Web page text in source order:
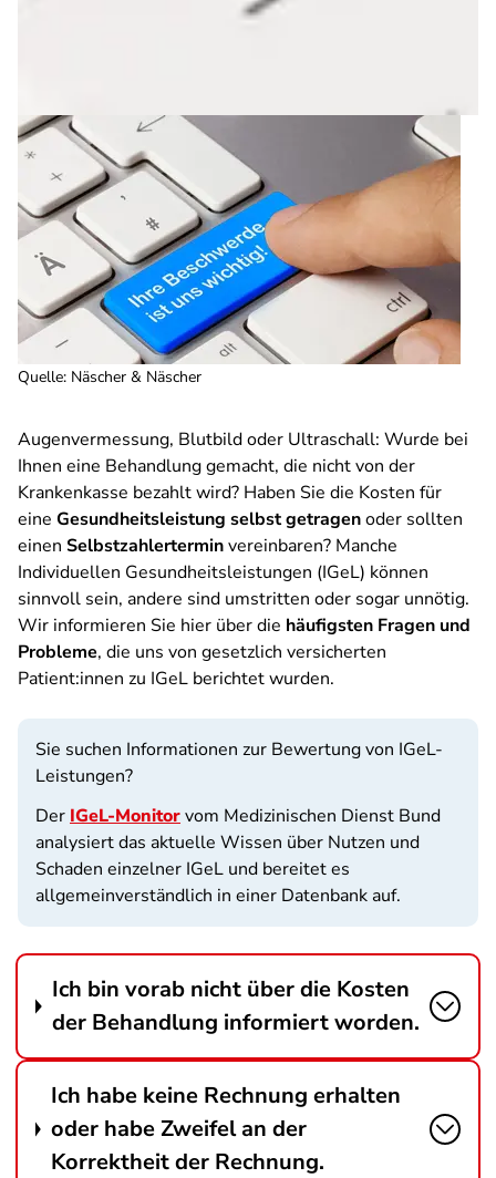
Quelle: Näscher & Näscher
Augenvermessung, Blutbild oder Ultraschall: Wurde bei
Ihnen eine Behandlung gemacht, die nicht von der
Krankenkasse bezahlt wird? Haben Sie die Kosten für
eine Gesundheitsleistung selbst getragenoder sollten
einen Selbstzahlerterminvereinbaren? Manche
Individuellen Gesundheitsleistungen (IGeL) können
sinnvoll sein, andere sind umstritten oder sogar unnötig.
Wir informieren Sie hier über die häufigsten Fragen und
Probleme, die uns von gesetzlich versicherten
Patient:innen zu IGeL berichtet wurden.
Sie suchen Informationen zur Bewertung von IGeL-
Leistungen?
Der IGeL-Monitorvom Medizinischen Dienst Bund
analysiert das aktuelle Wissen über Nutzen und
Schaden einzelner IGeL und bereitet es
allgemeinverständlich in einer Datenbank auf.
Ich bin vorab nicht über die Kosten
der Behandlung informiert worden.
Ich habe keine Rechnung erhalten
oder habe Zweifel an der
Korrektheit der Rechnung.